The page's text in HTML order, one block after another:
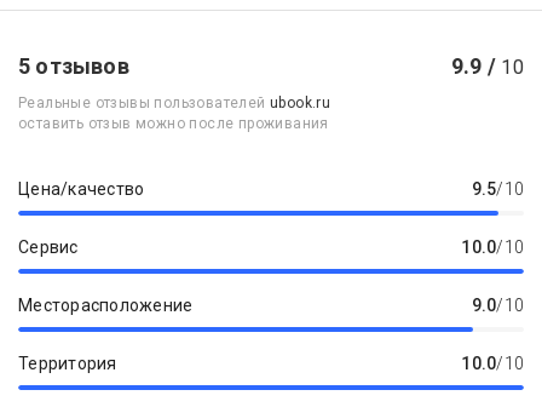
5 отзывов 9.9 / 10
Реальные отзывы пользователейubook.ru
оставить отзыв можно после проживания
Цена/качество 9.5/10
Сервис 10.0/10
Месторасположение 9.0/10
Территория 10.0/10